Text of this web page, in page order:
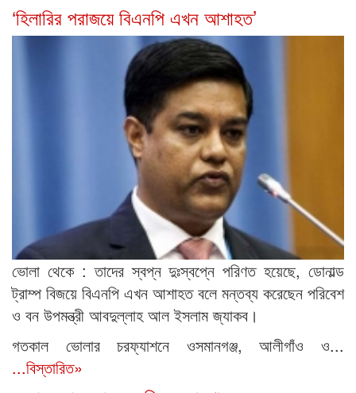
‘হিলারির পরাজয়ে বিএনপি এখন আশাহত’
ভোলা থেকে : তাদের স্বপ্ন দুঃস্বপ্নে পরিণত হয়েছে, ডোনাল্ড
ট্রাম্প বিজয়ে বিএনপি এখন আশাহত বলে মন্তব্য করেছেন পরিবেশ
ও বন উপমন্ত্রী আবদুল্লাহ আল ইসলাম জ্যাকব।
গতকাল ভোলার চরফ্যাশনে ওসমানগঞ্জ, আলীগাঁও ও...
...বিস্তারিত»